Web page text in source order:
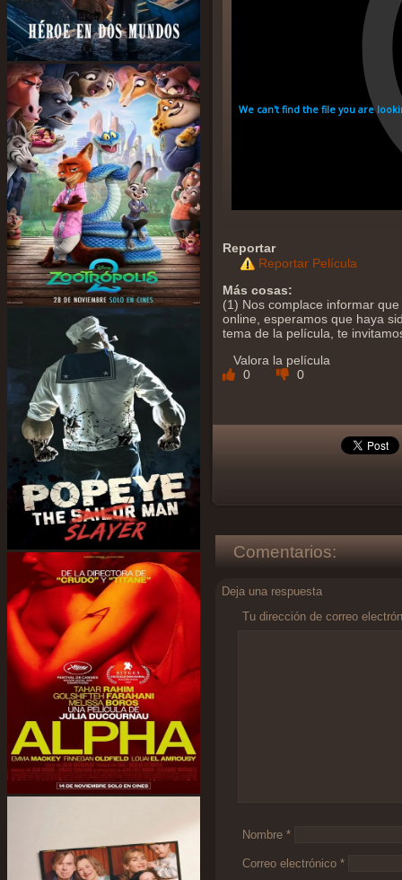
Reportar
Reportar Película
Más cosas:
(1) Nos complace informar
online, esperamos que haya
tema de la película, te
Valora la película
0
0
Comentarios:
Deja una respuesta
Tu dirección de correo
Nombre *
Correo electrónico *